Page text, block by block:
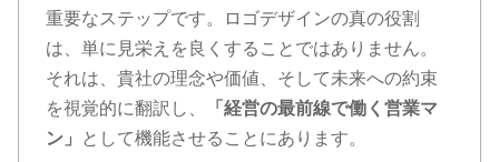
重要なステップです。ロゴデザインの真の役割
は、単に見栄えを良くすることではありません。
それは、貴社の理念や価値、そして未来への約束
を視覚的に翻訳し、
「経営の最前線で働く営業マ
ン」
として機能させることにあります。